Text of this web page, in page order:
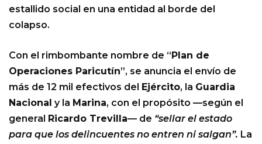
estallido social en una entidad al borde del
colapso.
Con el rimbombante nombre de “Plan de
Operaciones Paricutín”, se anuncia el envío de
más de 12 mil efectivos del Ejército, la Guardia
Nacional y la Marina, con el propósito —según el
general Ricardo Trevilla— de “sellar el estado
para que los delincuentes no entren ni salgan”. La